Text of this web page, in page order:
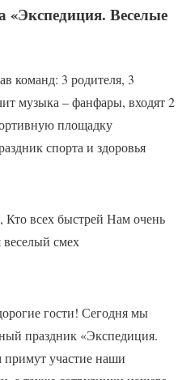
«Экспедиция. Веселые
команд: 3 родителя, 3
музыка – фанфары, входят 2
площадку
спорта и здоровья
Кто всех быстрей Нам очень
смех
гости! Сегодня мы
праздник «Экспедиция.
примут участие наши